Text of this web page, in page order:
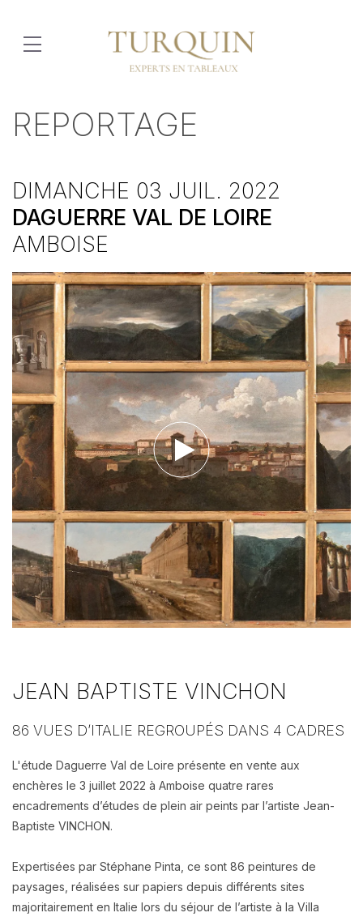
REPORTAGE
DIMANCHE 03 JUIL. 2022
DAGUERRE VAL DE LOIRE
AMBOISE
Voir la vidéo
JEAN BAPTISTE VINCHON
86 VUES D’ITALIE REGROUPÉS DANS 4 CADRES
L'étude Daguerre Val de Loire présente en vente aux
enchères le 3 juillet 2022 à Amboise quatre rares
encadrements d’études de plein air peints par l’artiste Jean-
Baptiste VINCHON.
Expertisées par Stéphane Pinta, ce sont 86 peintures de
paysages, réalisées sur papiers depuis différents sites
majoritairement en Italie lors du séjour de l’artiste à la Villa